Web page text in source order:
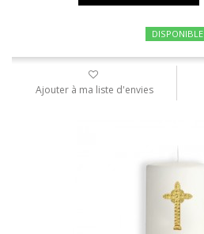
DISPONIBLE
Ajouter à ma liste d'envies